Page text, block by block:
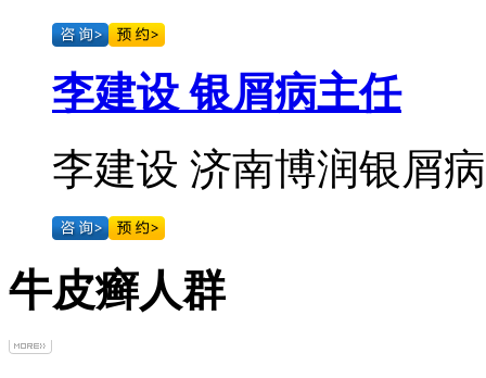
李建设 银屑病主任
李建设 济南博润银屑
牛皮癣人群